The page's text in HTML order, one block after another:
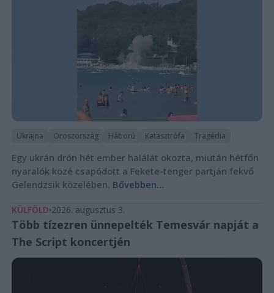
Ukrajna Oroszország Háború Katasztrófa Tragédia
Egy ukrán drón hét ember halálát okozta, miután hétfőn
nyaralók közé csapódott a Fekete-tenger partján fekvő
Gelendzsik közelében. Bővebben...
KÜLFÖLD 2026. augusztus 3.
Több tízezren ünnepelték Temesvár napját a
The Script koncertjén